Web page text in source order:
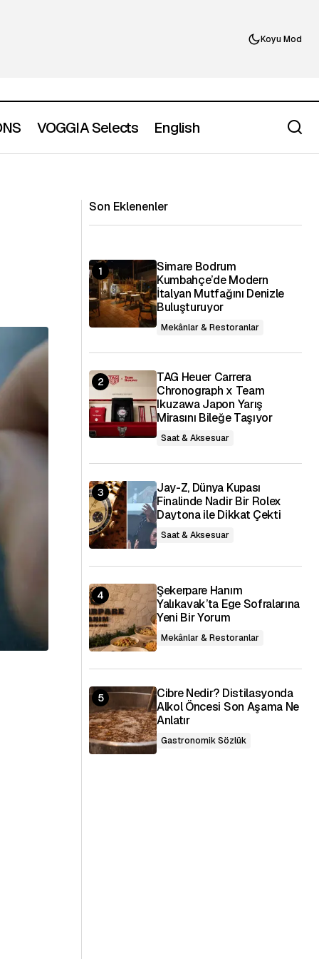
Koyu Mod
VOGGIA Selects English
Son Eklenenler
Simare Bodrum
Kumbahçe’de Modern
İtalyan Mutfağını Denizle
Buluşturuyor
Mekânlar & Restoranlar
TAG Heuer Carrera
Chronograph x Team
Ikuzawa Japon Yarış
Mirasını Bileğe Taşıyor
Saat & Aksesuar
Jay-Z, Dünya Kupası
Finalinde Nadir Bir Rolex
Daytona ile Dikkat Çekti
Saat & Aksesuar
Şekerpare Hanım
Yalıkavak’ta Ege Sofralarına
Yeni Bir Yorum
Mekânlar & Restoranlar
Cibre Nedir? Distilasyonda
Alkol Öncesi Son Aşama Ne
Anlatır
Gastronomik Sözlük